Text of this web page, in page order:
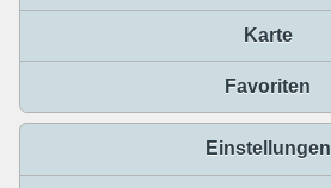
Karte
Favoriten
Einstellungen